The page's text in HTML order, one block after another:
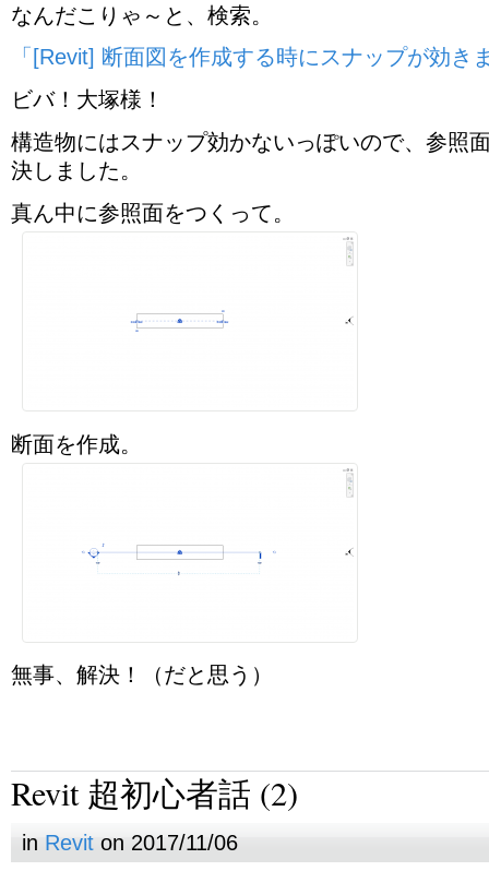
なんだこりゃ～と、検索。
「[Revit] 断面図を作成する時にスナップが効き
ビバ！大塚様！
構造物にはスナップ効かないっぽいので、参照
決しました。
真ん中に参照面をつくって。
断面を作成。
無事、解決！（だと思う）
Revit 超初心者話 (2)
in Revit on 2017/11/06